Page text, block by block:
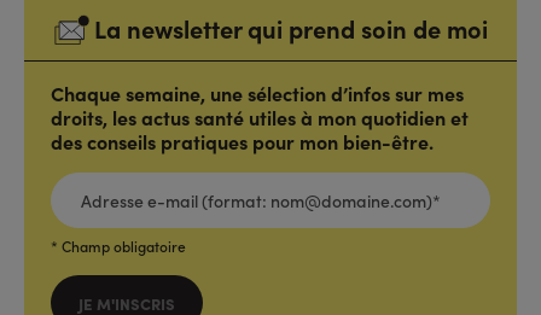
La newsletter qui prend soin de moi
Chaque semaine, une sélection d’infos sur mes
droits, les actus santé utiles à mon quotidien et
des conseils pratiques pour mon bien-être.
ADRESSE
E-
MAIL
(FORMAT:
NOM@DOMAINE.COM)*
* Champ obligatoire
JE M'INSCRIS